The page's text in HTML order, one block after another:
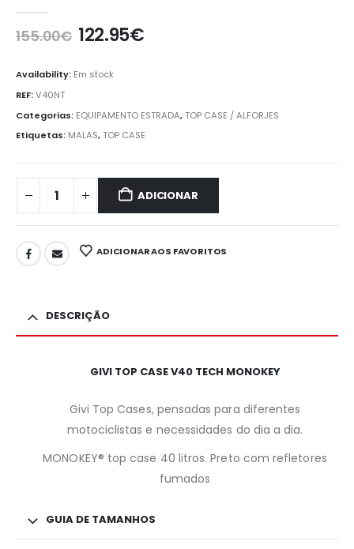
155.00€ 122.95€
Availability: Em stock
REF:V40NT
Categorias: EQUIPAMENTO ESTRADA,TOP CASE / ALFORJES
Etiquetas: MALAS,TOP CASE
ADICIONAR
ADICIONAR AOS FAVORITOS
DESCRIÇÃO
GIVI TOP CASE V40 TECH MONOKEY
Givi Top Cases, pensadas para diferentes
motociclistas e necessidades do dia a dia.
MONOKEY® top case 40 litros. Preto com refletores
fumados
GUIA DE TAMANHOS